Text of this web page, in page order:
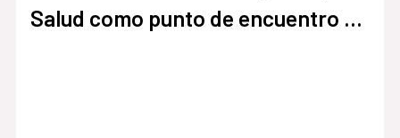
Salud como punto de encuentro y